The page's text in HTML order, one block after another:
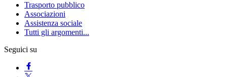
Trasporto pubblico
Associazioni
Assistenza sociale
Tutti gli argomenti...
Seguici su